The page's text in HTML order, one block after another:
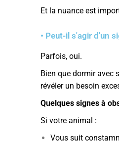
Et la nuance est
• Peut-il s'agir d'un
Parfois, oui.
Bien que dormir avec
révéler un besoin
Quelques signes à
Si votre animal :
Vous suit